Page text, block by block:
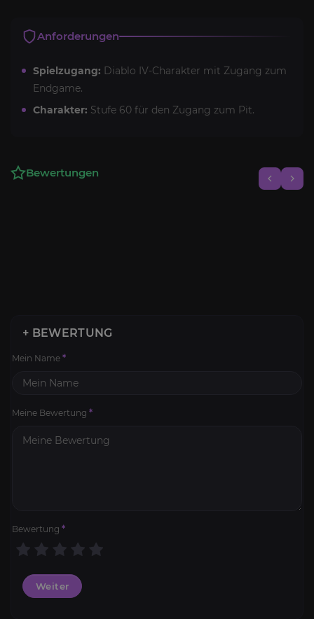
Anforderungen
Spielzugang: Diablo IV-Charakter mit Zugang zum
Endgame.
Charakter: Stufe 60 für den Zugang zum Pit.
Bewertungen
+ BEWERTUNG
Mein Name *
Meine Bewertung *
Bewertung *
Weiter